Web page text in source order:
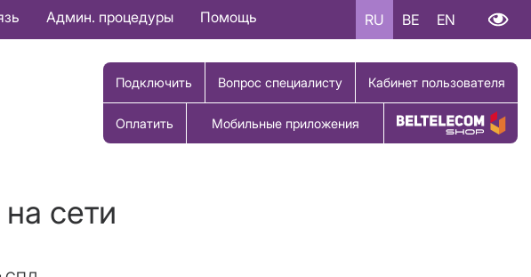
Админ. процедуры Помощь RU BE EN
Подключить Вопрос специалисту Кабинет пользователя
Оплатить Мобильные приложения Купить товар
сети